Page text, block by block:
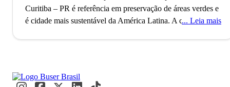
Curitiba – PR é referência em preservação de áreas verdes e
é cidade mais sustentável da América Latina. A‌ ‌cidade‌ ‌de‌
‌viver‌ ‌e turistar.‌ ‌A‌ cidade‌ ‌é‌ ‌famosa‌ ‌por‌ ‌suas‌ ‌belas‌ ‌paisagens‌ ‌e‌
Leia mais